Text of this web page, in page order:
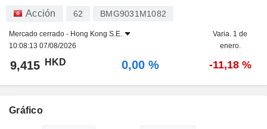
Acción 62 BMG9031M1082
Mercado cerrado - Hong Kong S.E.
10:08:13 07/08/2026
Varia. 1 de
enero.
9,415 HKD 0,00 % -11,18 %
Gráfico